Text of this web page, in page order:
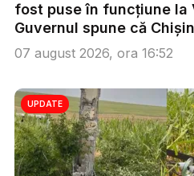
fost puse în funcțiune la
Guvernul spune că
07 august 2026, ora 16:52
UPDATE